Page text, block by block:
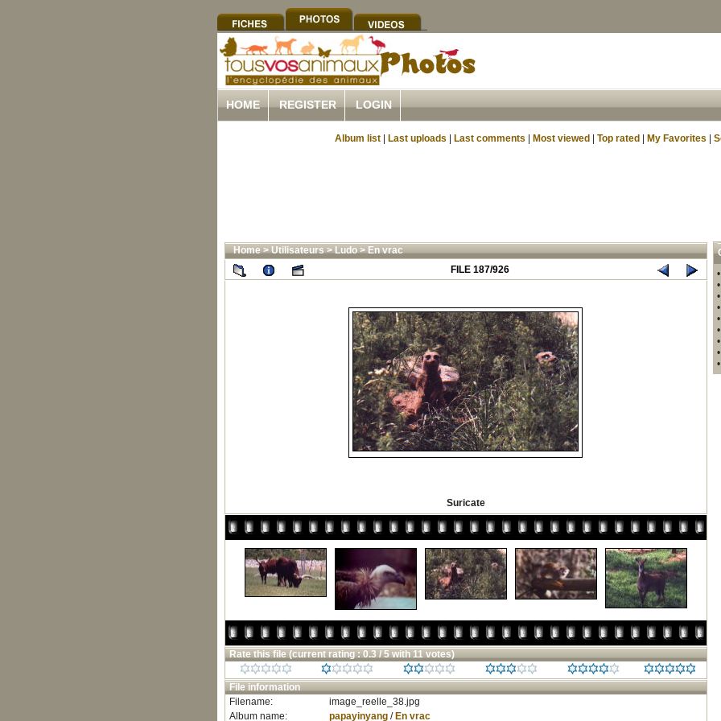
HOME REGISTER LOGIN
Album list Last uploads Last comments Most viewed Top rated My Favorites
Home>Utilisateurs>Ludo>En vrac
FILE 187/926
Suricate
Rate this file (current rating : 0.3 / 5 with 11 votes)
File information
Filename:
image_reelle_38.jpg
Album name:
papayinyang/ En vrac
•
•
•
•